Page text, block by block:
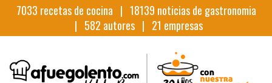
7033 recetas de cocina | 18139 noticias de gastronomia
| 582 autores | 21 empresas